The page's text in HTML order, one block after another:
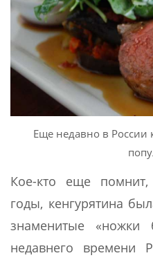
Еще недавно в России
Кое-кто еще
годы, кенгурятина
знаменитые
недавнего времени